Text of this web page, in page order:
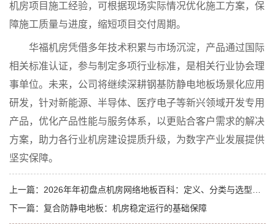
机房项目施工经验，可根据现场实际情况优化施工方案，保
障施工质量与进度，缩短项目交付周期。
华福机房凭借多年技术积累与市场沉淀，产品通过国际
相关标准认证，参与制定多项行业标准，是相关行业协会理
事单位。未来，公司将继续深耕钢基防静电地板场景化应用
研发，针对新能源、半导体、医疗电子等新兴领域开发专用
产品，优化产品性能与服务体系，以更贴合客户需求的解决
方案，助力各行业机房建设提质升级，为数字产业发展提供
坚实保障。
上一篇： 2026年年初盘点机房网络地板百科：定义、分类与选型全指南
下一篇： 复合防静电地板：机房稳定运行的基础保障